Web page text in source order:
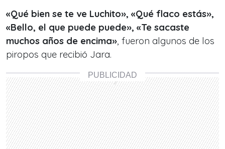
«Qué bien se te ve Luchito», «Qué flaco estás»,
«Bello, el que puede puede», «Te sacaste
muchos años de encima», fueron algunos de los
piropos que recibió Jara.